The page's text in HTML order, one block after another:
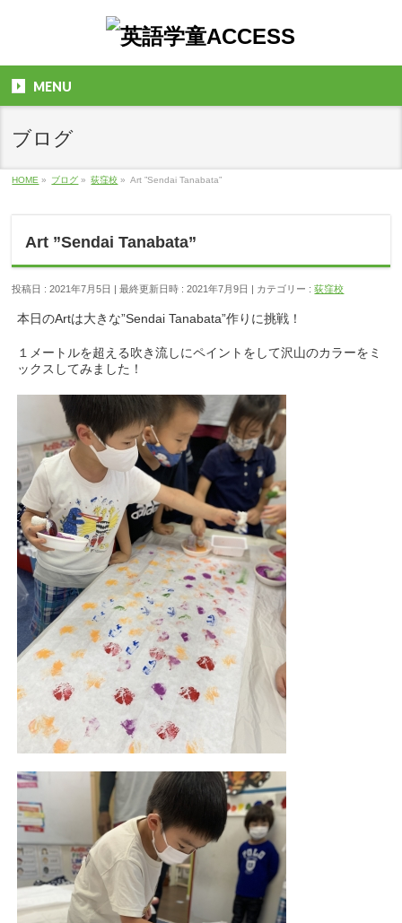
MENU
ブログ
HOME » ブログ » 荻窪校 » Art ”Sendai Tanabata”
Art ”Sendai Tanabata”
投稿日 : 2021年7月5日 最終更新日時 : 2021年7月9日 カテゴリー :荻窪校
本日のArtは大きな”Sendai Tanabata”作りに挑戦！
１メートルを超える吹き流しにペイントをして沢山のカラーをミ
ックスしてみました！